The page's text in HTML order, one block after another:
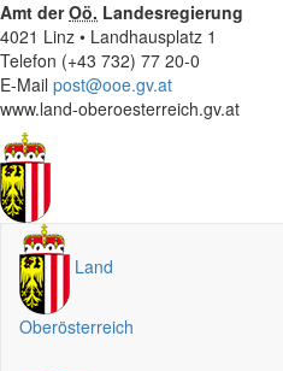
Amt derOö. Landesregierung
4021 Linz • Landhausplatz 1
Telefon (+43 732) 77 20-0
E-Mail post@ooe.gv.at
www.land-oberoesterreich.gv.at
Land
Oberösterreich